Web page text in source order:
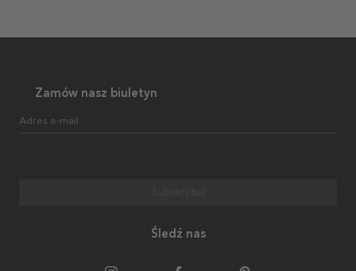
Zamów nasz biuletyn
Adres e-mail
Śledź nas